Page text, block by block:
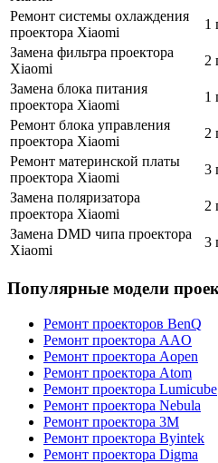
Ремонт системы охлаждения
проектора Xiaomi
1
Замена фильтра проектора
Xiaomi
2
Замена блока питания
проектора Xiaomi
1
Ремонт блока управления
проектора Xiaomi
2
Ремонт материнской платы
проектора Xiaomi
3
Замена поляризатора
проектора Xiaomi
2
Замена DMD чипа проектора
Xiaomi
3
Популярные модели
Ремонт проекторов BenQ
Ремонт проектора AAO
Ремонт проектора Aopen
Ремонт проектора Atom
Ремонт проектора Lumicube
Ремонт проектора Nebula
Ремонт проектора 3M
Ремонт проектора Byintek
Ремонт проектора Digma